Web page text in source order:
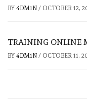
BY 4DM1N / OCTOBER 12,
TRAINING ONLINE
BY 4DM1N / OCTOBER 11,